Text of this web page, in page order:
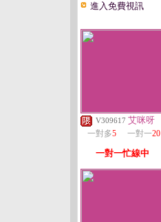
進入免費視訊
V309617 艾咪呀
一對多5 一對一20
一對一忙線中